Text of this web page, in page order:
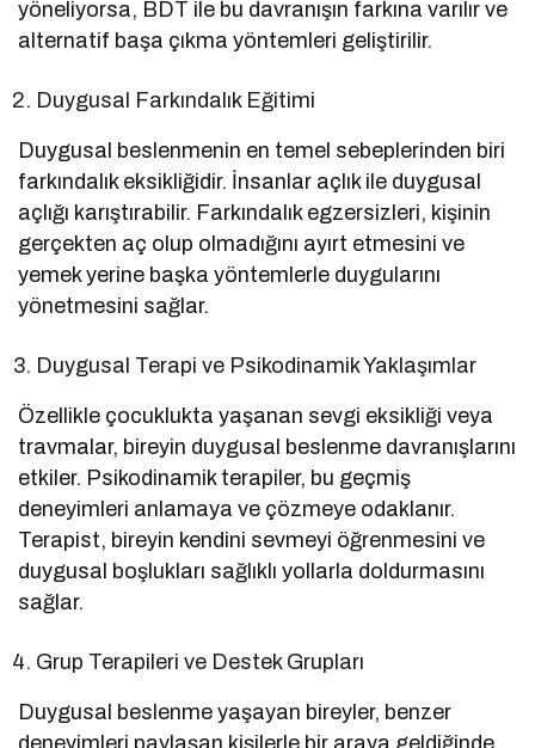
yöneliyorsa, BDT ile bu davranışın farkına varılır ve
alternatif başa çıkma yöntemleri geliştirilir.
Duygusal Farkındalık Eğitimi
Duygusal beslenmenin en temel sebeplerinden biri
farkındalık eksikliğidir. İnsanlar açlık ile duygusal
açlığı karıştırabilir. Farkındalık egzersizleri, kişinin
gerçekten aç olup olmadığını ayırt etmesini ve
yemek yerine başka yöntemlerle duygularını
yönetmesini sağlar.
Duygusal Terapi ve Psikodinamik Yaklaşımlar
Özellikle çocuklukta yaşanan sevgi eksikliği veya
travmalar, bireyin duygusal beslenme davranışlarını
etkiler. Psikodinamik terapiler, bu geçmiş
deneyimleri anlamaya ve çözmeye odaklanır.
Terapist, bireyin kendini sevmeyi öğrenmesini ve
duygusal boşlukları sağlıklı yollarla doldurmasını
sağlar.
Grup Terapileri ve Destek Grupları
Duygusal beslenme yaşayan bireyler, benzer